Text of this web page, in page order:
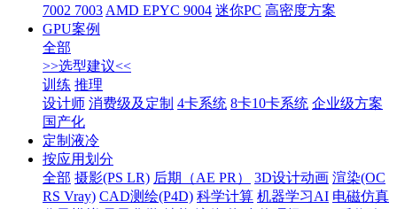
7002 7003 AMD EPYC 9004 迷你PC 高密度方案
GPU案例
全部
>>选型建议<<
训练 推理
设计师 消费级及定制 4卡系统 8卡10卡系统 企业级方案
国产化
定制液冷
按应用划分
全部 摄影(PS LR) 后期（AE PR） 3D设计动画 渲染(OC
RS Vray) CAD测绘(P4D) 科学计算 机器学习AI 电磁仿真